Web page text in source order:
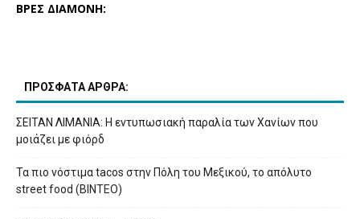
ΒΡΕΣ ΔΙΑΜΟΝΗ:
ΠΡΟΣΦΑΤΑ ΑΡΘΡΑ:
ΣΕΙΤΑΝ ΛΙΜΑΝΙΑ: Η εντυπωσιακή παραλία των Χανίων που
μοιάζει με φιόρδ
Τα πιο νόστιμα tacos στην Πόλη του Μεξικού, το απόλυτο
street food (ΒΙΝΤΕΟ)